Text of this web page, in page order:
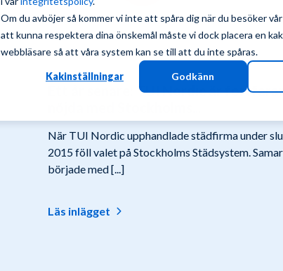
Om du avböjer så kommer vi inte att spåra dig när du besöker
att kunna respektera dina önskemål måste vi dock placera en
webbläsare så att våra system kan se till att du inte spåras.
Kakinställningar Godkänn
Ett år senare: TUI Nordic är
När TUI Nordic upphandlade städfirma under
2015 föll valet på Stockholms Städsystem.
började med [...]
Läs inlägget